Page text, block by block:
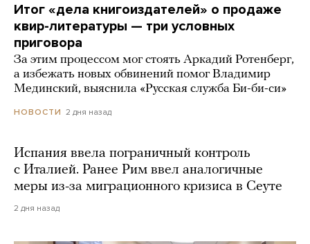
Итог «дела книгоиздателей» о продаже
квир-литературы — три условных
приговора
За этим процессом мог стоять Аркадий Ротенберг,
а избежать новых обвинений помог Владимир
Мединский, выяснила «Русская служба Би-би-си»
НОВОСТИ 2 дня назад
Испания ввела пограничный контроль
с Италией. Ранее Рим ввел аналогичные
меры из-за миграционного кризиса в Сеуте
2 дня назад